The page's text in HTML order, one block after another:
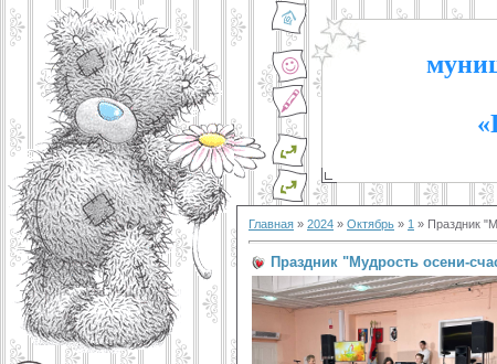
Главная » 2024 » Октябрь » 1 » Праздник
Праздник "Мудрость осени-